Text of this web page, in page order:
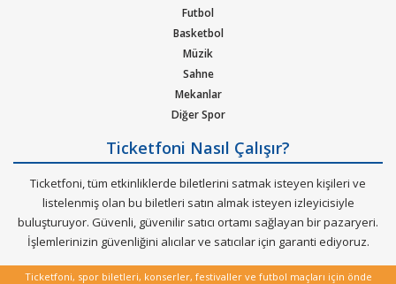
Nasıl Çalışır
Bilet Tipi ve Teslimat
Üyelik Doğrulama
Sık Sorulan Sorular
Futbol
Basketbol
Müzik
Sahne
Mekanlar
Diğer Spor
Ticketfoni Nasıl Çalışır?
Ticketfoni, tüm etkinliklerde biletlerini satmak isteyen kişileri ve
listelenmiş olan bu biletleri satın almak isteyen izleyicisiyle
buluşturuyor. Güvenli, güvenilir satıcı ortamı sağlayan bir pazaryeri.
İşlemlerinizin güvenliğini alıcılar ve satıcılar için garanti ediyoruz.
Ticketfoni, spor biletleri, konserler, festivaller ve futbol maçları için önde